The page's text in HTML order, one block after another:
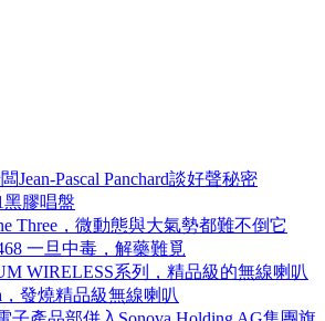
Jean-Pascal Panchard談好聲秘密
黑膠唱盤
Three，微動態與大氣勢都難不倒它
一旦中毒，解藥難覓
WIRELESS系列，精品級的無線喇叭
，發燒精品級無線喇叭